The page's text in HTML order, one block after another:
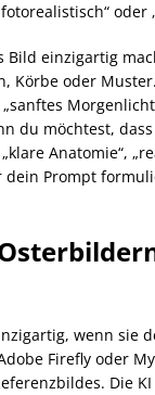
oder
Bild einzigartig
Körbe oder
du möchtest,
Anatomie“,
dein Prompt
wenn sie
Firefly oder
Die